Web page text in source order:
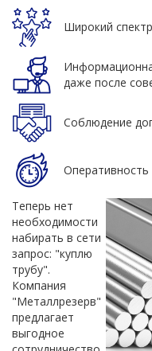
Широкий
даже после
Соблюдение
Оперативность
Теперь нет
необходимости
набирать в сети
запрос: "куплю
трубу".
Компания
"Металлрезерв"
предлагает
выгодное